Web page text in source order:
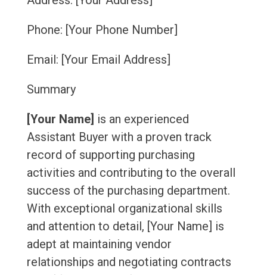
Phone: [Your Phone Number]
Email: [Your Email Address]
Summary
[Your Name] is an experienced
Assistant Buyer with a proven track
record of supporting purchasing
activities and contributing to the overall
success of the purchasing department.
With exceptional organizational skills
and attention to detail, [Your Name] is
adept at maintaining vendor
relationships and negotiating contracts